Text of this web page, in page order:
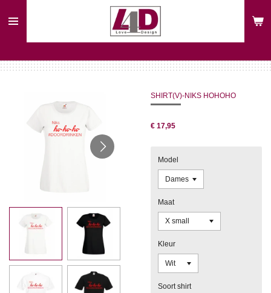
direct
hoofdinhoud
SHIRT(V)-NIKS HOHOHO
€ 17,95
Model
Maat
Kleur
Soort shirt